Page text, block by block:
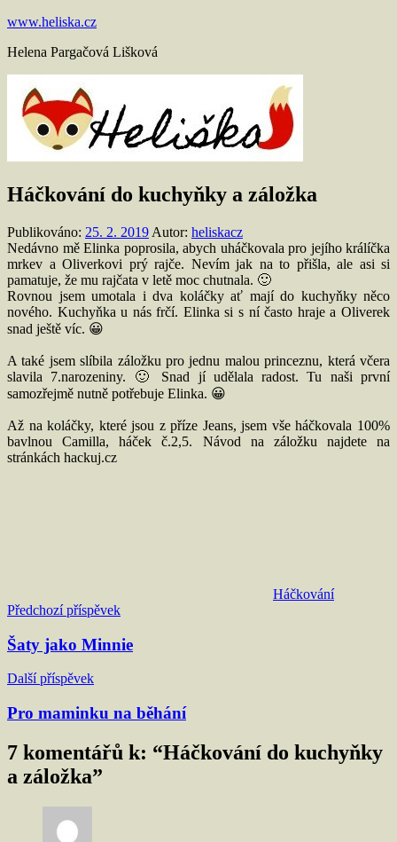
Přejít
obsahu
www.heliska.cz
Helena Pargačová Lišková
Háčkování do kuchyňky a záložka
Publikováno: 25. 2. 2019 Autor: heliskacz
Nedávno mě Elinka poprosila, abych uháčkovala pro jejího králíčka
mrkev a Oliverkovi prý rajče. Nevím jak na to přišla, ale asi si
pamatuje, že mu rajčata v letě moc chutnala. 🙂
Rovnou jsem umotala i dva koláčky ať mají do kuchyňky něco
nového. Kuchyňka u nás frčí. Elinka si s ní často hraje a Oliverek
snad ještě víc. 😀
A také jsem slíbila záložku pro jednu malou princeznu, která včera
slavila 7.narozeniny. 🙂 Snad jí udělala radost. Tu naši první
samozřejmě nutně potřebuje Elinka. 😀
Až na koláčky, které jsou z příze Jeans, jsem vše háčkovala 100%
bavlnou Camilla, háček č.2,5. Návod na záložku najdete na
stránkách hackuj.cz
Háčkování
Navigace
pro
příspěvek
Předchozí příspěvek
Šaty jako Minnie
Další příspěvek
Pro maminku na běhání
7 komentářů k: “Háčkování do kuchyňky
a záložka”